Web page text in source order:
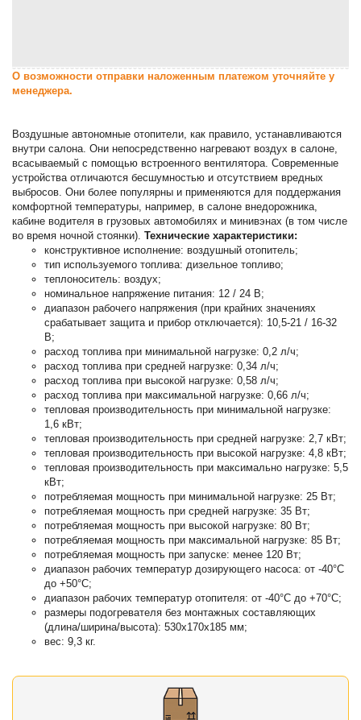
О возможности отправки наложенным платежом уточняйте у
менеджера.
Воздушные автономные отопители, как правило, устанавливаются
внутри салона. Они непосредственно нагревают воздух в салоне,
всасываемый с помощью встроенного вентилятора. Современные
устройства отличаются бесшумностью и отсутствием вредных
выбросов. Они более популярны и применяются для поддержания
комфортной температуры, например, в салоне внедорожника,
кабине водителя в грузовых автомобилях и минивэнах (в том числе
во время ночной стоянки).Технические характеристики:
конструктивное исполнение: воздушный отопитель;
тип используемого топлива: дизельное топливо;
теплоноситель: воздух;
номинальное напряжение питания: 12 / 24 В;
диапазон рабочего напряжения (при крайних значениях
срабатывает защита и прибор отключается): 10,5-21 / 16-32
В;
расход топлива при минимальной нагрузке: 0,2 л/ч;
расход топлива при средней нагрузке: 0,34 л/ч;
расход топлива при высокой нагрузке: 0,58 л/ч;
расход топлива при максимальной нагрузке: 0,66 л/ч;
тепловая производительность при минимальной нагрузке:
1,6 кВт;
тепловая производительность при средней нагрузке: 2,7 кВт;
тепловая производительность при высокой нагрузке: 4,8 кВт;
тепловая производительность при максимально нагрузке: 5,5
кВт;
потребляемая мощность при минимальной нагрузке: 25 Вт;
потребляемая мощность при средней нагрузке: 35 Вт;
потребляемая мощность при высокой нагрузке: 80 Вт;
потребляемая мощность при максимальной нагрузке: 85 Вт;
потребляемая мощность при запуске: менее 120 Вт;
диапазон рабочих температур дозирующего насоса: от -40°C
до +50°C;
диапазон рабочих температур отопителя: от -40°C до +70°C;
размеры подогревателя без монтажных составляющих
(длина/ширина/высота): 530х170х185 мм;
вес: 9,3 кг.